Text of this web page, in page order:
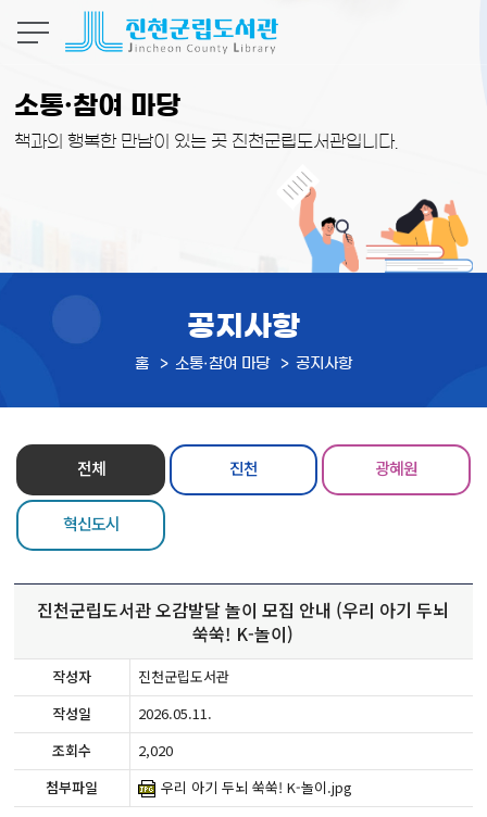
소통·참여 마당
책과의 행복한 만남이 있는 곳 진천군립도서관입니다.
공지사항
홈 소통·참여 마당 공지사항
전체 진천 광혜원
혁신도시
진천군립도서관 오감발달 놀이 모집 안내 (우리 아기 두뇌
쑥쑥! K-놀이)
작성자
진천군립도서관
작성일
2026.05.11.
조회수
2,020
첨부파일
우리 아기 두뇌 쑥쑥! K-놀이.jpg